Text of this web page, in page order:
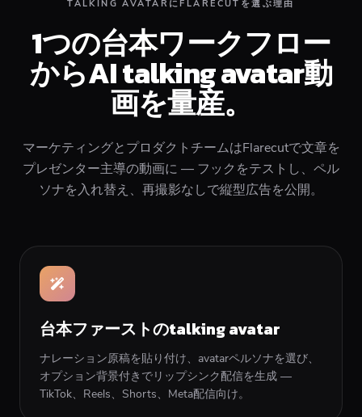
TALKING AVATARにFLARECUTを選ぶ理由
1つの台本ワークフロー
からAI talking avatar動
画を量産。
マーケティングとプロダクトチームはFlarecutで文章を
プレゼンター主導の動画に — フックをテストし、ペル
ソナを入れ替え、再撮影なしで縦型広告を公開。
台本ファーストのtalking avatar
ナレーション原稿を貼り付け、avatarペルソナを選び、
オプション背景付きでリップシンク配信を生成 —
TikTok、Reels、Shorts、Meta配信向け。